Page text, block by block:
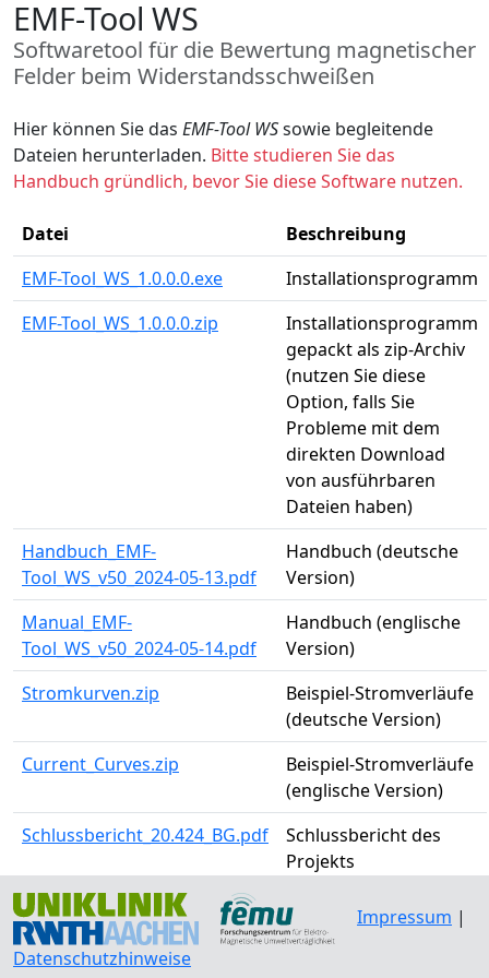
EMF-Tool WS
Softwaretool für die Bewertung magnetischer
Felder beim Widerstandsschweißen
Hier können Sie das EMF-Tool WSsowie begleitende
Dateien herunterladen. Bitte studieren Sie das
Handbuch gründlich, bevor Sie diese Software nutzen.
Datei
Beschreibung
EMF-Tool_WS_1.0.0.0.exe
Installationsprogramm
EMF-Tool_WS_1.0.0.0.zip
Installationsprogramm
gepackt als zip-Archiv
(nutzen Sie diese
Option, falls Sie
Probleme mit dem
direkten Download
von ausführbaren
Dateien haben)
Handbuch_EMF-
Tool_WS_v50_2024-05-13.pdf
Handbuch (deutsche
Version)
Manual_EMF-
Tool_WS_v50_2024-05-14.pdf
Handbuch (englische
Version)
Stromkurven.zip
Beispiel-Stromverläufe
(deutsche Version)
Current_Curves.zip
Beispiel-Stromverläufe
(englische Version)
Schlussbericht_20.424_BG.pdf
Schlussbericht des
Projekts
Impressum |
Datenschutzhinweise